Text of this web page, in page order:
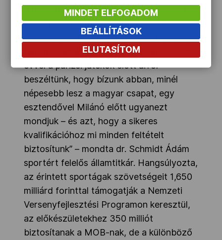
„Hazánkban ha azt mondjuk, hogy olimpia,
többen gondolnak a nyárira, holott talán
mostanra ez már nem is helyes, hiszen a
téli sportágakban is vannak sikereink. Egy
évvel a párizsi játékok előtt arról
beszéltünk, hogy bízunk abban, minél
népesebb lesz a magyar csapat, egy
esztendővel Milánó előtt ugyanezt
mondjuk – és azt, hogy a sikeres
kvalifikációhoz mi minden feltételt
biztosítunk” – mondta dr. Schmidt Ádám
sportért felelős államtitkár. Hangsúlyozta,
az érintett sportágak szövetségeit 1,650
milliárd forinttal támogatják a Nemzeti
Versenyfejlesztési Programon keresztül,
az előkészületekhez 350 milliót
biztosítanak a MOB-nak, de a különböző
MINDET ELFOGADOM
BEÁLLÍTÁSOK
ELUTASÍTOM